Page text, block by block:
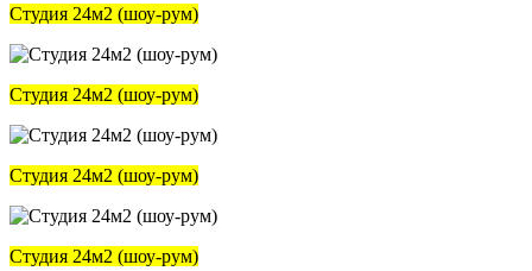
Студия 24м2 (шоу-рум)
Студия 24м2 (шоу-рум)
Студия 24м2 (шоу-рум)
Студия 24м2 (шоу-рум)